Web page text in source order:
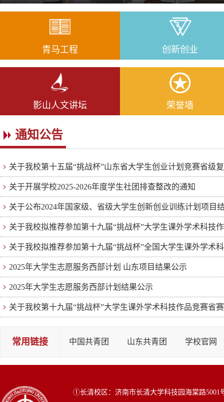
青马工程 创新创业
影山人文讲坛 荣誉墙
通知公告
关于我校第十五届“挑战杯”山东省大学生创业计划竞赛省级
关于开展学校2025-2026年度学生社团排查整改的通知
关于公布2024年国家级、省级大学生创新创业训练计划项目
关于我校拟推荐参加第十九届“挑战杯”大学生课外学术科技
关于我校拟推荐参加第十九届“挑战杯”全国大学生课外学术
2025年大学生志愿服务西部计划 山东项目结果公示
2025年大学生志愿服务西部计划结果公示
关于我校第十九届“挑战杯”大学生课外学术科技作品竞赛省
常用链接 中国共青团 山东共青团 学校官网
①长清校区：济南市长清大学科技园海棠路